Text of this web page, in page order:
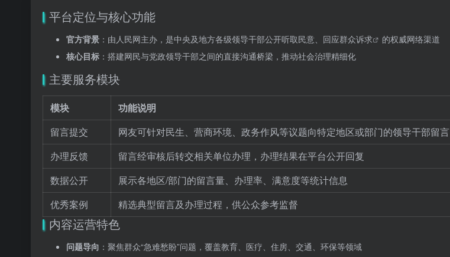
平台定位与核心功能
官方背景 ：由人民网主办，是中央及地方各级领导干部公开听取民意、回应群众诉求
的权威网络渠道
核心目标 ：搭建网民与党政领导干部之间的直接沟通桥梁，推动社会治理精细化
主要服务模块
模块
功能说明
留言提交
网友可针对民生、营商环境、政务作风等议题向特定地区或部门的领导干部留言
办理反馈
留言经审核后转交相关单位办理，办理结果在平台公开回复
数据公开
展示各地区/部门的留言量、办理率、满意度等统计信息
优秀案例
精选典型留言及办理过程，供公众参考监督
内容运营特色
问题导向 ：聚焦群众“急难愁盼”问题，覆盖教育、医疗、住房、交通、环保等领域